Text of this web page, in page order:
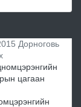
Дорноговь
цагаан